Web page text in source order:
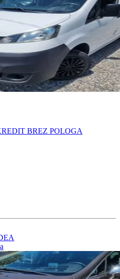
BREZ POLOGA